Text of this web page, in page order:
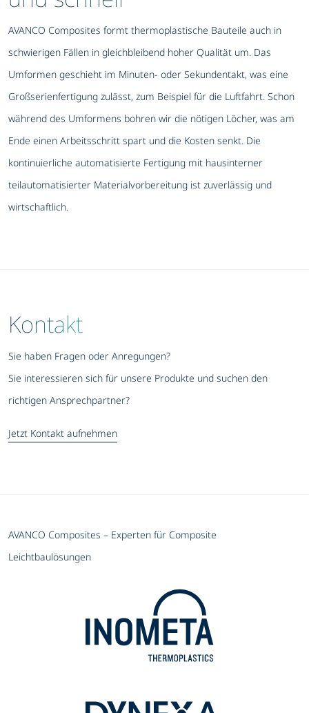
AVANCO Composites formt thermoplastische Bauteile auch in
schwierigen Fällen in gleichbleibend hoher Qualität um. Das
Umformen geschieht im Minuten- oder Sekundentakt, was eine
Großserienfertigung zulässt, zum Beispiel für die Luftfahrt. Schon
während des Umformens bohren wir die nötigen Löcher, was am
Ende einen Arbeitsschritt spart und die Kosten senkt. Die
kontinuierliche automatisierte Fertigung mit hausinterner
teilautomatisierter Materialvorbereitung ist zuverlässig und
wirtschaftlich.
Kontakt
Sie haben Fragen oder Anregungen?
Sie interessieren sich für unsere Produkte und suchen den
richtigen Ansprechpartner?
Jetzt Kontakt aufnehmen
AVANCO Composites – Experten für Composite
Leichtbaulösungen